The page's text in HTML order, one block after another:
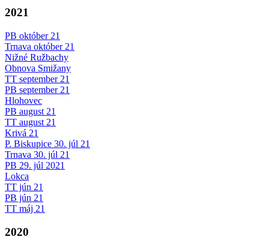
2021
PB október 21
Trnava október 21
Nižné Ružbachy
Obnova Smižany
TT september 21
PB september 21
Hlohovec
PB august 21
TT august 21
Krivá 21
P. Biskupice 30. júl 21
Trnava 30. júl 21
PB 29. júl 2021
Lokca
TT jún 21
PB jún 21
TT máj 21
2020